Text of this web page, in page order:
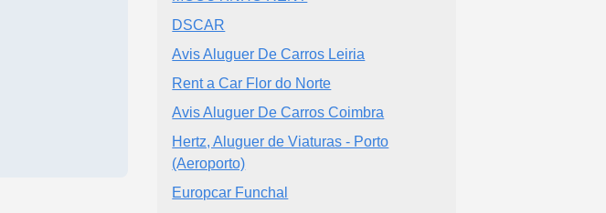
DSCAR
Avis Aluguer De Carros Leiria
Rent a Car Flor do Norte
Avis Aluguer De Carros Coimbra
Hertz, Aluguer de Viaturas - Porto
(Aeroporto)
Europcar Funchal